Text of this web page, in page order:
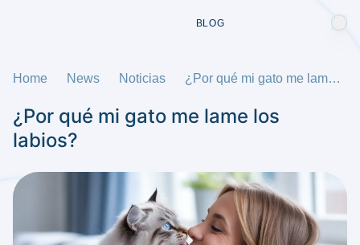
BLOG
Home News Noticias ¿Por qué mi gato me lame los labios?
¿Por qué mi gato me lame los
labios?